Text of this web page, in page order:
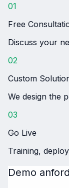
01
Free
Discuss your
02
Custom
We design the
03
Go Live
Training,
Demo